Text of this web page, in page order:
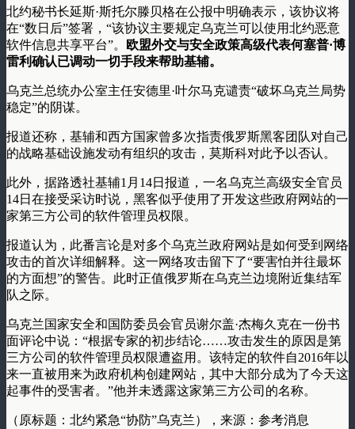
北约秘书长延斯·斯托尔滕贝格在公报中明确表示，该协议将
在“数日后”签署，“该协议主要规定乌克兰可以使用北约恶意
软件信息共享平台”。
欧盟外交与安全政策高级代表何塞普·博
雷利确认已调动一切手段来帮助基辅。
乌克兰总统办公室主任安德里·叶尔马克谴责“破坏乌克兰局势
稳定”的阴谋。
报道还称，基辅和西方国家曾多次指责俄罗斯黑客团队对自己
的战略基础设施发动有组织的攻击，莫斯科对此予以否认。
此外，据路透社基辅1月14日报道，一名乌克兰高级安全官员
14日在接受采访时说，黑客似乎使用了开发这些政府网站的一
家第三方公司的软件管理员权限。
报道认为，此番言论是对多个乌克兰政府网站是如何受到网络
攻击的首次详细解释。这一网络攻击留下了“要害怕并往最坏
的方面想”的警告。此时正值俄罗斯在乌克兰边境附近集结军
队之际。
乌克兰国家安全和国防委员会官员谢尔盖·杰梅久克在一份书
面评论中说：“根据专家的初步结论……攻击发生的原因是第
三方公司的软件管理员权限遭盗用。该特定的软件自2016年以
来一直被用来为政府机构创建网站，其中大部分成为了今天这
起事件的受害者。”他并未透露这家第三方公司的名称。
（原标题：北约紧急“协防”乌克兰），来源：参考消息